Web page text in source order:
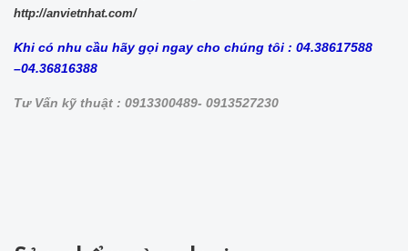
http://anvietnhat.com/
Khi có nhu cầu hãy gọi ngay cho chúng tôi : 04.38617588
–04.36816388
Tư Vấn kỹ thuật : 0913300489- 0913527230